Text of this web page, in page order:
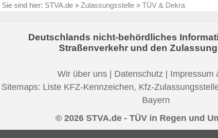
Sie sind hier: STVA.de » Zulassungsstelle » TÜV & Dekra
Deutschlands nicht-behördliches
Straßenverkehr und den
Wir über uns Datenschutz
Impressum
Sitemaps: Liste KFZ-Kennzeichen, Kfz-
Bayern
© 2026 STVA.de - TÜV in Regen und